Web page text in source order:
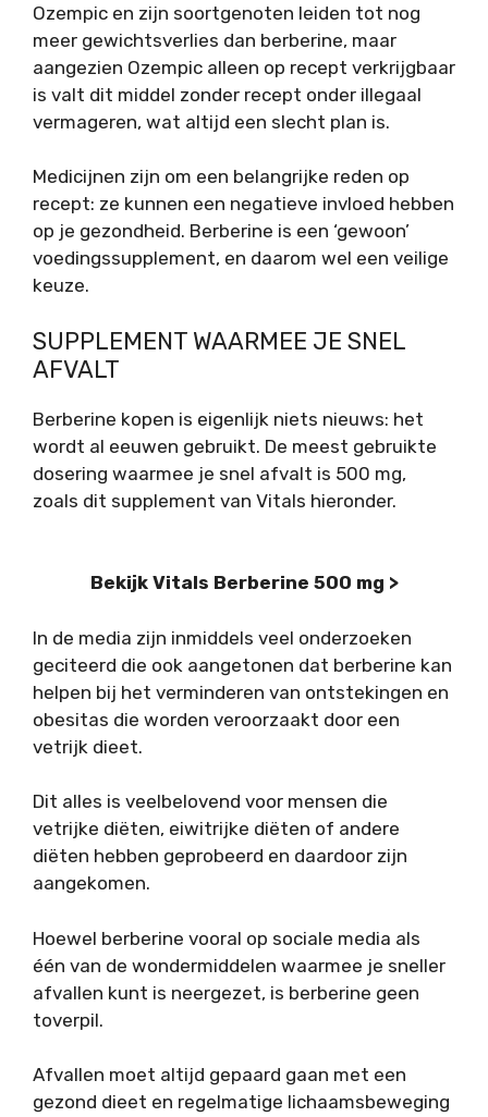
Ozempic en zijn soortgenoten leiden tot nog
meer gewichtsverlies dan berberine, maar
aangezien Ozempic alleen op recept verkrijgbaar
is valt dit middel zonder recept onder illegaal
vermageren, wat altijd een slecht plan is.
Medicijnen zijn om een belangrijke reden op
recept: ze kunnen een negatieve invloed hebben
op je gezondheid. Berberine is een ‘gewoon’
voedingssupplement, en daarom wel een veilige
keuze.
SUPPLEMENT WAARMEE JE SNEL
AFVALT
Berberine kopen is eigenlijk niets nieuws: het
wordt al eeuwen gebruikt. De meest gebruikte
dosering waarmee je snel afvalt is 500 mg,
zoals dit supplement van Vitals hieronder.
Bekijk Vitals Berberine 500 mg >
In de media zijn inmiddels veel onderzoeken
geciteerd die ook aangetonen dat berberine kan
helpen bij het verminderen van ontstekingen en
obesitas die worden veroorzaakt door een
vetrijk dieet.
Dit alles is veelbelovend voor mensen die
vetrijke diëten, eiwitrijke diëten of andere
diëten hebben geprobeerd en daardoor zijn
aangekomen.
Hoewel berberine vooral op sociale media als
één van de wondermiddelen waarmee je sneller
afvallen kunt is neergezet, is berberine geen
toverpil.
Afvallen moet altijd gepaard gaan met een
gezond dieet en regelmatige lichaamsbeweging